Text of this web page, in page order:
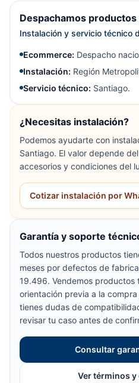
Despachamos productos
Instalación y servicio técnico
Ecommerce: Despacho
Instalación: Región
Servicio técnico: Santiago.
¿Necesitas instalación?
Podemos ayudarte con
Santiago. El valor depende
accesorios y condiciones del
Cotizar instalación por
Garantía y soporte
Todos nuestros productos
meses por defectos de
19.496. Vendemos productos
orientación previa a la
tienes dudas de
revisar tu caso antes de
Consultar
Ver términos